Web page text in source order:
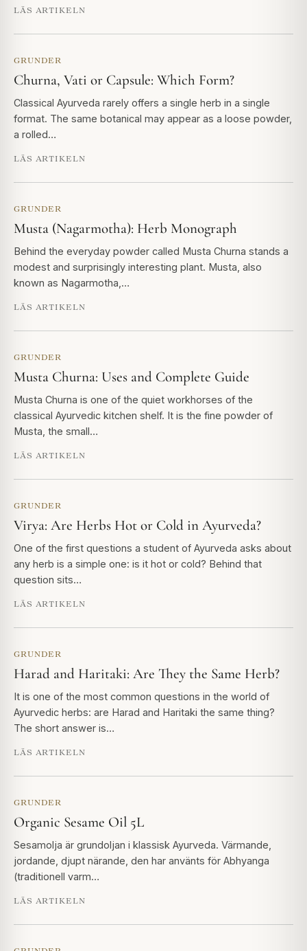
LÄS ARTIKELN
GRUNDER
Churna, Vati or Capsule: Which Form?
Classical Ayurveda rarely offers a single herb in a single
format. The same botanical may appear as a loose powder,
a rolled…
LÄS ARTIKELN
GRUNDER
Musta (Nagarmotha): Herb Monograph
Behind the everyday powder called Musta Churna stands a
modest and surprisingly interesting plant. Musta, also
known as Nagarmotha,…
LÄS ARTIKELN
GRUNDER
Musta Churna: Uses and Complete Guide
Musta Churna is one of the quiet workhorses of the
classical Ayurvedic kitchen shelf. It is the fine powder of
Musta, the small…
LÄS ARTIKELN
GRUNDER
Virya: Are Herbs Hot or Cold in Ayurveda?
One of the first questions a student of Ayurveda asks about
any herb is a simple one: is it hot or cold? Behind that
question sits…
LÄS ARTIKELN
GRUNDER
Harad and Haritaki: Are They the Same Herb?
It is one of the most common questions in the world of
Ayurvedic herbs: are Harad and Haritaki the same thing?
The short answer is…
LÄS ARTIKELN
GRUNDER
Organic Sesame Oil 5L
Sesamolja är grundoljan i klassisk Ayurveda. Värmande,
jordande, djupt närande, den har använts för Abhyanga
(traditionell varm…
LÄS ARTIKELN